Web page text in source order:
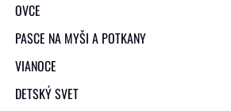
OVCE
PASCE NA MYŠI A POTKANY
VIANOCE
DETSKÝ SVET